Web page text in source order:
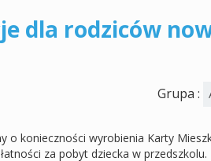
dla rodziców
Grupa :
o konieczności wyrobienia Karty
za pobyt dziecka w przedszkolu.